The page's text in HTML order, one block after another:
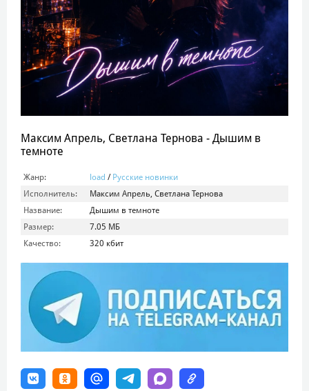
Максим Апрель, Светлана Тернова - Дышим в
темноте
Жанр: load / Русские новинки
Исполнитель:
Максим Апрель, Светлана Тернова
Название:
Дышим в темноте
Размер:
7.05 МБ
Качество:
320 кбит